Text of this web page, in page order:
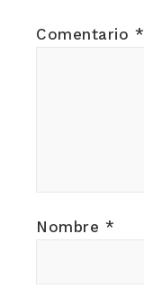
Comentario *
Nombre *